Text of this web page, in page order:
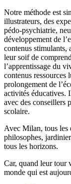
Notre méthode est
illustrateurs, des
pédo-psychiatrie,
développement de
contenus stimulants,
leur soif de
l’apprentissage du
contenus ressources
prolongement de
activités éducatives.
avec des conseillers
scolaire.
Avec Milan, tous les
philosophes,
tous les horizons.
Car, quand leur tour
monde qui est